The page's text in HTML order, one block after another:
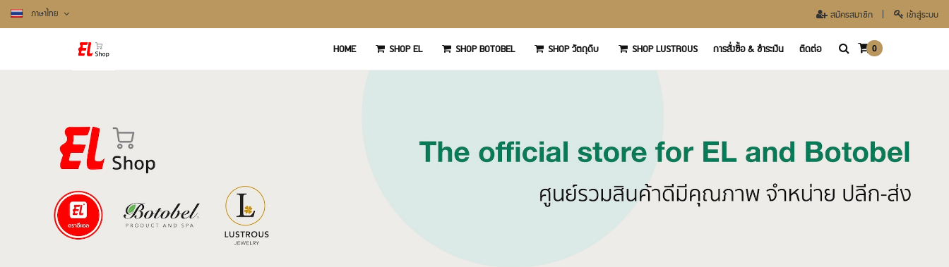
ภาษาไทย สมัครสมาชิก เข้าสู่ระบบ
0
‏‏‎HOME SHOP EL SHOP BOTOBEL SHOP วัตถุดิบ SHOP LUSTROUS การสั่งซื้อ & ชำระเงิน ติดต่อ